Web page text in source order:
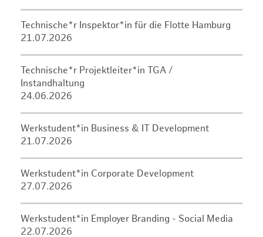
Technische*r Inspektor*in für die Flotte Hamburg
21.07.2026
Technische*r Projektleiter*in TGA /
Instandhaltung
24.06.2026
Werkstudent*in Business & IT Development
21.07.2026
Werkstudent*in Corporate Development
27.07.2026
Werkstudent*in Employer Branding - Social Media
22.07.2026